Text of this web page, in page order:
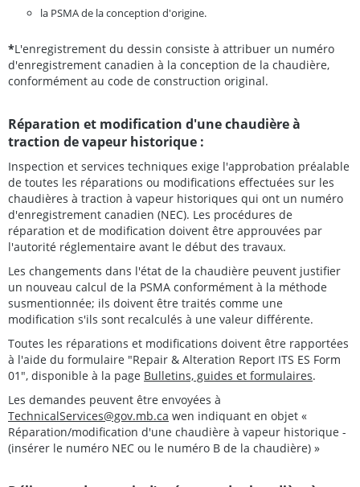
la PSMA de la conception d'origine.
*L'enregistrement du dessin consiste à attribuer un numéro
d'enregistrement canadien à la conception de la chaudière,
conformément au code de construction original.
Réparation et modification d'une chaudière à
traction de vapeur historique :
Inspection et services techniques exige l'approbation préalable
de toutes les réparations ou modifications effectuées sur les
chaudières à traction à vapeur historiques qui ont un numéro
d'enregistrement canadien (NEC). Les procédures de
réparation et de modification doivent être approuvées par
l'autorité réglementaire avant le début des travaux.
Les changements dans l'état de la chaudière peuvent justifier
un nouveau calcul de la PSMA conformément à la méthode
susmentionnée; ils doivent être traités comme une
modification s'ils sont recalculés à une valeur différente.
Toutes les réparations et modifications doivent être rapportées
à l'aide du formulaire "Repair & Alteration Report ITS ES Form
01", disponible à la page Bulletins, guides et formulaires.
Les demandes peuvent être envoyées à
TechnicalServices@gov.mb.ca wen indiquant en objet «
Réparation/modification d'une chaudière à vapeur historique -
(insérer le numéro NEC ou le numéro B de la chaudière) »